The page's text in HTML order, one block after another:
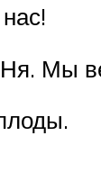
Мы